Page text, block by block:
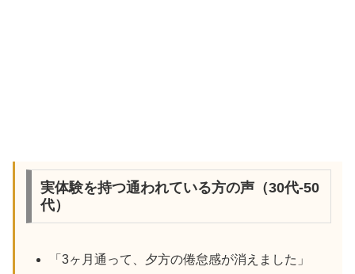
実体験を持つ通われている方の声（30代-50
代）
「3ヶ月通って、夕方の倦怠感が消えました」